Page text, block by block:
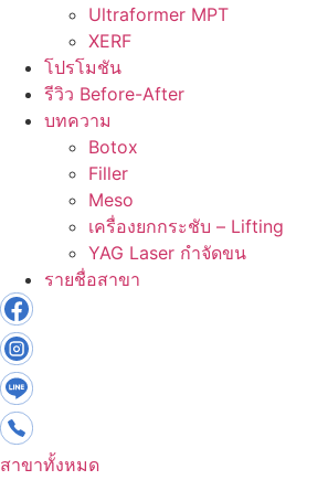
Ultraformer MPT
XERF
โปรโมชัน
รีวิว Before-After
บทความ
Botox
Filler
Meso
เครื่องยกกระชับ – Lifting
YAG Laser กำจัดขน
รายชื่อสาขา
สาขาทั้งหมด